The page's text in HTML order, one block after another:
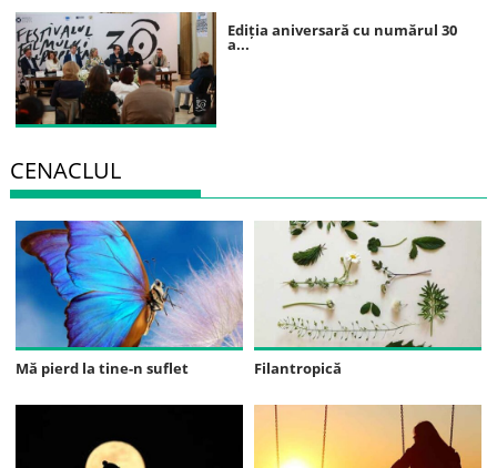
Ediția aniversară cu numărul 30
a...
CENACLUL
Mă pierd la tine-n suflet Filantropică